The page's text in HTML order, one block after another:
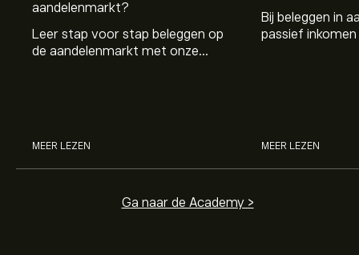
aandelenmarkt?
Leer stap voor stap beleggen op
de aandelenmarkt met onze
MEER LEZEN
Bij beleggen in
passief
MEER LEZEN
Ga naar de Academy >